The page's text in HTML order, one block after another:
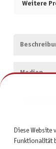
Weitere
Medien
Diese Website
Funktionalität